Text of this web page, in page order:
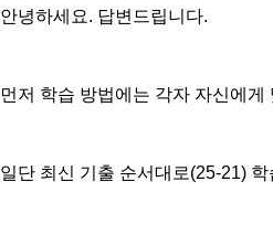
안녕하세요. 답변드립니다.
먼저 학습 방법에는 각자 자신에
일단 최신 기출 순서대로(25-21)